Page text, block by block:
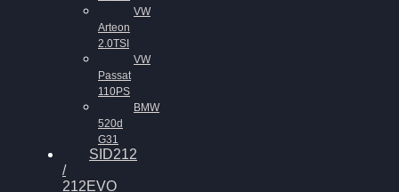
VW
Arteon
2.0TSI
VW
Passat
110PS
BMW
520d
G31
SID212
/
212EVO